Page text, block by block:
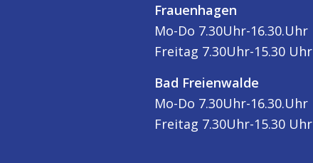
Frauenhagen
Mo-Do 7.30Uhr-16.30.Uhr
Freitag 7.30Uhr-15.30 Uhr
Bad Freienwalde
Mo-Do 7.30Uhr-16.30.Uhr
Freitag 7.30Uhr-15.30 Uhr